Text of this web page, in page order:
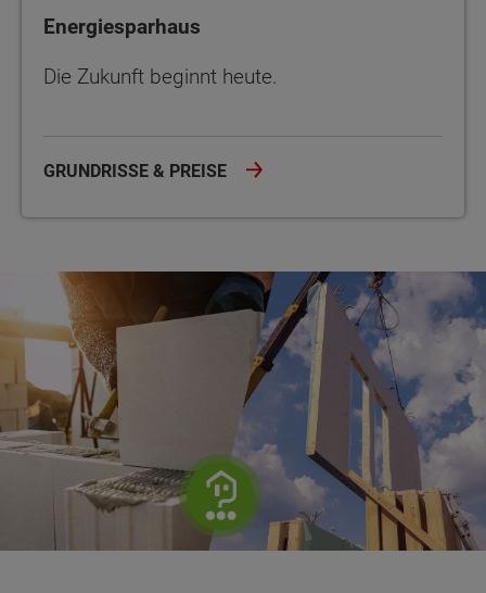
Energiesparhaus
Die Zukunft beginnt heute.
GRUNDRISSE & PREISE